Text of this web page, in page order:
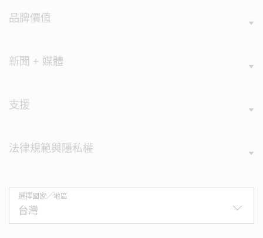
品牌價值
新聞 + 媒體
支援
法律規範與隱私權
選擇國家／地區